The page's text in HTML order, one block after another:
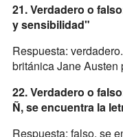
21. Verdadero o
y sensibilidad"
Respuesta:
británica Jane Austen
22. Verdadero o
Ñ, se encuentra la
Respuesta: falso, se